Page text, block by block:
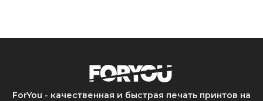
ForYou - качественная и быстрая печать принтов на